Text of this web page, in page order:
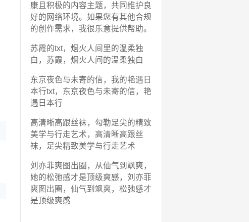
康且积极的内容主题，共同维护良
好的网络环境。如果您有其他合规
的创作需求，我很乐意提供帮助。
苏霞的txt，烟火人间里的温柔独
白，苏霞，烟火人间的温柔独白
东京夜色与未寄的信，我的艳遇日
本行txt，东京夜色与未寄的信，艳
遇日本行
高清晰高跟丝袜，勾勒足尖的精致
美学与行走艺术，高清晰高跟丝
袜，足尖精致美学与行走艺术
刘亦菲爽图出圈，从仙气到飒爽，
她的松弛感才是顶级爽感，刘亦菲
爽图出圈，仙气到飒爽，松弛感才
是顶级爽感